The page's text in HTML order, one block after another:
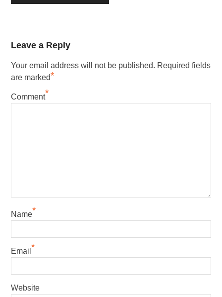
Leave a Reply
Your email address will not be published. Required fields
are marked*
Comment*
Name*
Email *
Website